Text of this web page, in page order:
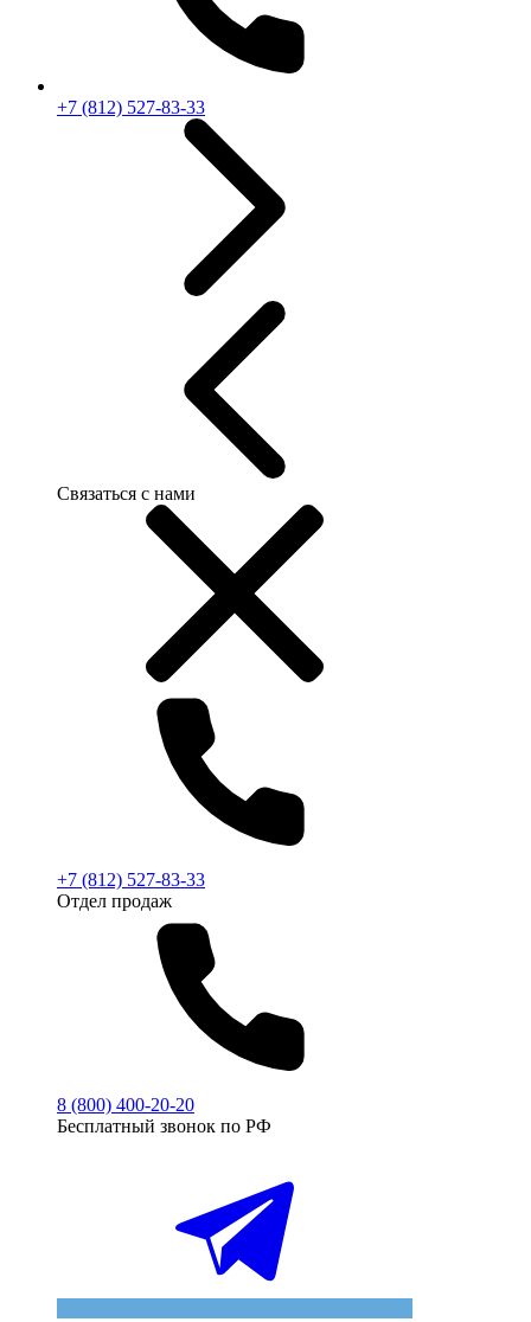
+7 (812) 527-83-33
Связаться с нами
+7 (812) 527-83-33
Отдел продаж
8 (800) 400-20-20
Бесплатный звонок по РФ